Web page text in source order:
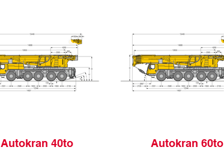
Autokran 40to Autokran 60to